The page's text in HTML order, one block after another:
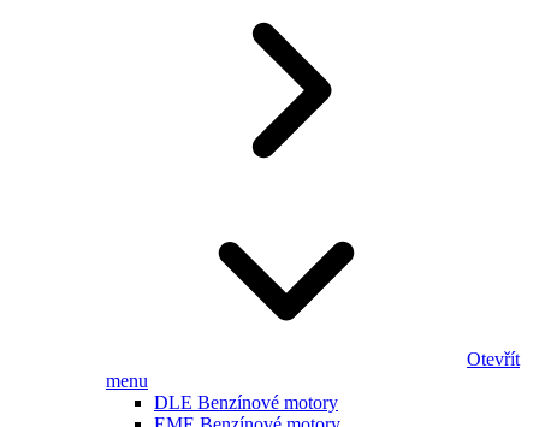
Otevřít
menu
DLE Benzínové motory